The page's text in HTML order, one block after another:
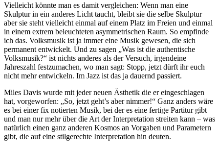
Vielleicht könnte man es damit vergleichen: Wenn man eine
Skulptur in ein anderes Licht taucht, bleibt sie die selbe Skulptur
aber sie steht vielleicht einmal auf einem Platz im Freien und einmal
in einem extrem beleuchteten asymmetrischen Raum. So empfinde
ich das. Volksmusik ist ja immer eine Musik gewesen, die sich
permanent entwickelt. Und zu sagen „Was ist die authentische
Volksmusik?“ ist nichts anderes als der Versuch, irgendeine
Jahreszahl festzumachen, wo man sagt: Stopp, jetzt dürft ihr euch
nicht mehr entwickeln. Im Jazz ist das ja dauernd passiert.
Miles Davis wurde mit jeder neuen Ästhetik die er eingeschlagen
hat, vorgeworfen: „So, jetzt geht’s aber nimmer!“ Ganz anders wäre
es bei einer fix notierten Musik, bei der es eine fertige Partitur gibt
und man nur mehr über die Art der Interpretation streiten kann – was
natürlich einen ganz anderen Kosmos an Vorgaben und Parametern
gibt, die auf eine stilgerechte Interpretation hin deuten.